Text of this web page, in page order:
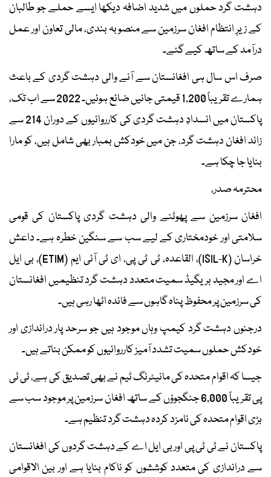
دہشت گرد حملوں میں شدید اضافہ دیکھا ایسے حملے جو طالبان
کے زیرِ انتظام افغان سرزمین سے منصوبہ بندی، مالی تعاون اور عمل
درآمد کے ساتھ کیے گئے۔
صرف اس سال ہی افغانستان سے آنے والی دہشت گردی کے باعث
ہمارے تقریباً 1,200 قیمتی جانیں ضائع ہوئیں۔ 2022 سے اب تک،
پاکستان میں انسدادِ دہشت گردی کی کارروائیوں کے دوران 214 سے
زائد افغان دہشت گرد، جن میں خودکش بمبار بھی شامل ہیں، کو مارا
بنایا جا چکا ہے۔
محترمہ صدر،
افغان سرزمین سے پھوٹنے والی دہشت گردی پاکستان کی قومی
سلامتی اور خودمختاری کے لیے سب سے سنگین خطرہ ہے۔ داعش
خراسان (ISIL-K)، القاعدہ، ٹی ٹی پی، ای ٹی آئی ایم (ETIM)، بی ایل
اے اور مجید بریگیڈ سمیت متعدد دہشت گرد تنظیمیں افغانستان
کی سرزمین پر محفوظ پناہ گاہوں سے فائدہ اٹھا رہی ہیں۔
درجنوں دہشت گرد کیمپ وہاں موجود ہیں جو سرحد پار دراندازی اور
خودکش حملوں سمیت تشدد آمیز کارروائیوں کو ممکن بناتے ہیں۔
جیسا کہ اقوام متحدہ کی مانیٹرنگ ٹیم نے بھی تصدیق کی ہے، ٹی ٹی
پی تقریباً 6,000 جنگجوؤں کے ساتھ افغان سرزمین پر موجود سب سے
بڑی اقوام متحدہ کی نامزد کردہ دہشت گرد تنظیم ہے۔
پاکستان نے ٹی ٹی پی اور بی ایل اے کے دہشت گردوں کی افغانستان
سے دراندازی کی متعدد کوششوں کو ناکام بنایا ہے اور بین الاقوامی